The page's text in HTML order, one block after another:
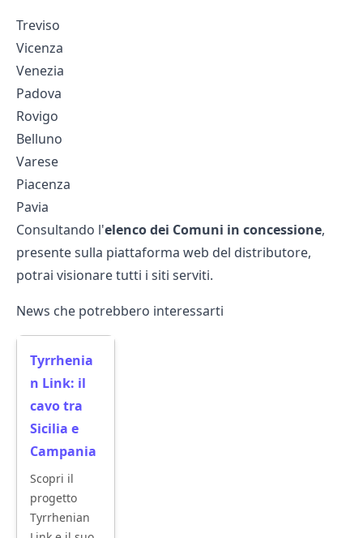
Treviso
Vicenza
Venezia
Padova
Rovigo
Belluno
Varese
Piacenza
Pavia
Consultando l'elenco dei Comuni in concessione,
presente sulla piattaforma web del distributore,
potrai visionare tutti i siti serviti.
News che potrebbero interessarti
Tyrrhenia
n Link: il
cavo tra
Sicilia e
Campania
Scopri il
progetto
Tyrrhenian